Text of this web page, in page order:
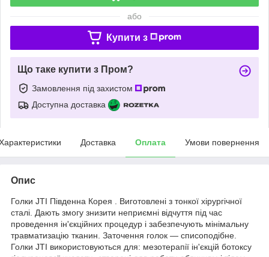
або
Купити з
Що таке купити з Пром?
Замовлення під захистом
Доступна доставка
Доставка Оплата Умови повернення
Опис
Голки JTI Південна Корея . Виготовлені з тонкої хірургічної
сталі. Дають змогу знизити неприємні відчуття під час
проведення ін'єкційних процедур і забезпечують мінімальну
травматизацію тканин. Заточення голок — списоподібне.
Голки JTI використовуються для: мезотерапії ін'єкцій ботоксу